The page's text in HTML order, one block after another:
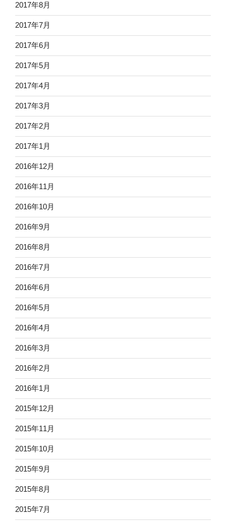
2017年8月
2017年7月
2017年6月
2017年5月
2017年4月
2017年3月
2017年2月
2017年1月
2016年12月
2016年11月
2016年10月
2016年9月
2016年8月
2016年7月
2016年6月
2016年5月
2016年4月
2016年3月
2016年2月
2016年1月
2015年12月
2015年11月
2015年10月
2015年9月
2015年8月
2015年7月